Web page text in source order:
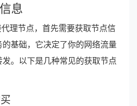
息
理节点，首先需要获取节点信
基础，它决定了你的网络流量
。以下是几种常见的获取节点